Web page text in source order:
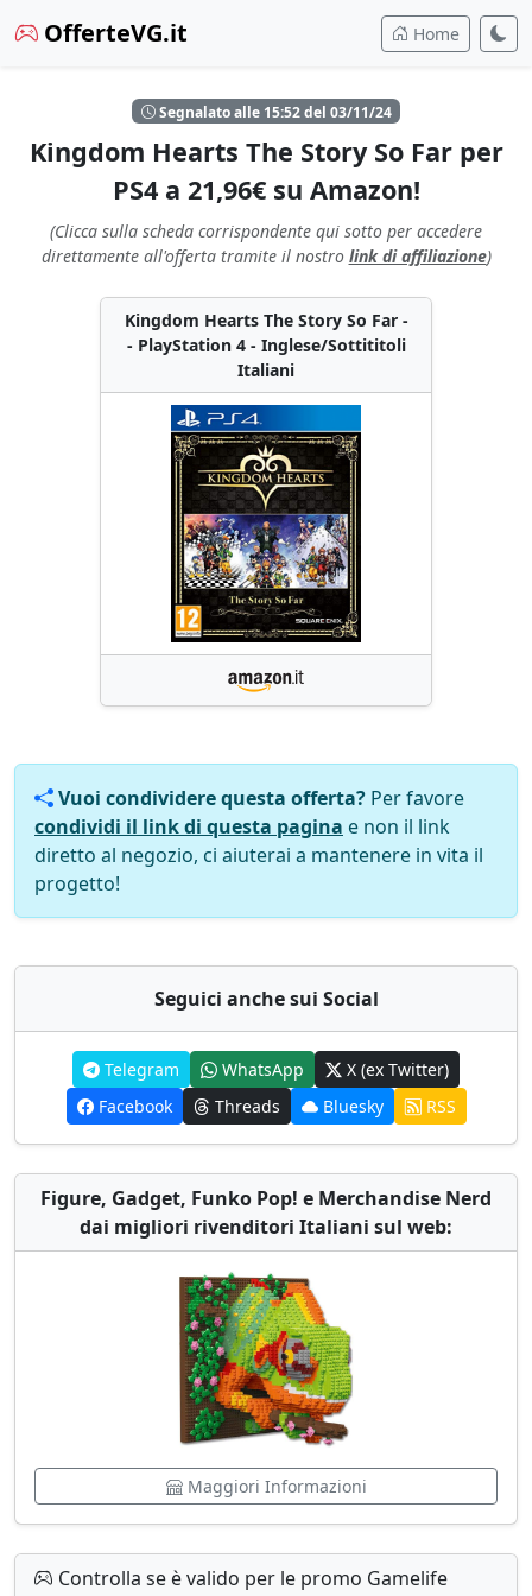
OfferteVG.it Home
Segnalato alle 15:52 del 03/11/24
Kingdom Hearts The Story So Far per
PS4 a 21,96€ su Amazon!
(Clicca sulla scheda corrispondente qui sotto per accedere
direttamente all'offerta tramite il nostro link di affiliazione)
Kingdom Hearts The Story So Far -
- PlayStation 4 - Inglese/Sottititoli
Italiani
Vuoi condividere questa offerta? Per favore
condividi il link di questa pagina e non il link
diretto al negozio, ci aiuterai a mantenere in vita il
progetto!
Seguici anche sui Social
Telegram WhatsApp
X (ex Twitter)
Facebook
Threads Bluesky RSS
Figure, Gadget, Funko Pop! e Merchandise Nerd
dai migliori rivenditori Italiani sul web:
Maggiori Informazioni
Controlla se è valido per le promo Gamelife